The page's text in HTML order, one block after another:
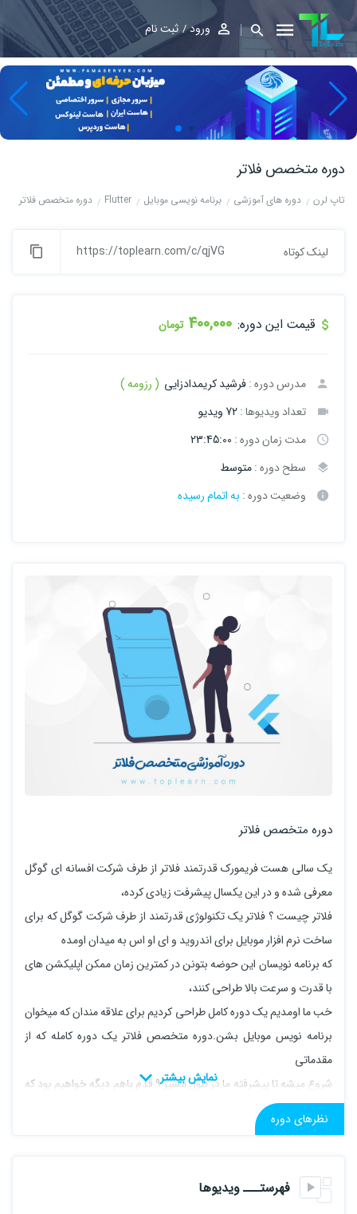
ورود ثبت نام
دوره متخصص فلاتر
تاپ لرن دوره های آموزشی برنامه نویسی موبایل Flutter دوره متخصص فلاتر
لینک کوتاه https://toplearn.com/c/qjVG
قیمت این دوره: 400,000 تومان
مدرس دوره :فرشید کریمدادزایی ( رزومه )
تعداد ویدیوها :72 ویدیو
مدت زمان دوره : 23:45:00
سطح دوره :متوسط
وضعیت دوره : به اتمام رسیده
دوره متخصص فلاتر
یک سالی هست فریمورک قدرتمند فلاتر از طرف شرکت افسانه ای گوگل
معرفی شده و در این یکسال پیشرفت زیادی کرده،
فلاتر چیست ؟ فلاتر یک تکنولوژی قدرتمند از طرف شرکت گوگل که برای
ساخت نرم افزار موبایل برای اندروید و ای او اس به میدان اومده
که برنامه نویسان این حوضه بتونن در کمترین زمان ممکن اپلیکشن های
با قدرت و سرعت بالا طراحی کنند،
خب ما اومدیم یک دوره کامل طراحی کردیم برای علاقه مندان که میخوان
برنامه نویس موبایل بشن.دوره متخصص فلاتر یک دوره کامله که از
مقدماتی
شروع میشه تا پیشرفته ما در طول مسیر 9 قدم باهم دیگه خواهیم بود که
در هر قدم یک اپلیکشن طراحی میکنیم و در ضمن زبان دارت رو هم در
میان
که طراحی خواهیم کرد. اپلیکشن نمایش عکس،اپلیکشن
پروفایل،اپلیکشن تاس،اپلیکشن نوت زن
نظرهای دوره
فهرستـــ ویدیوها